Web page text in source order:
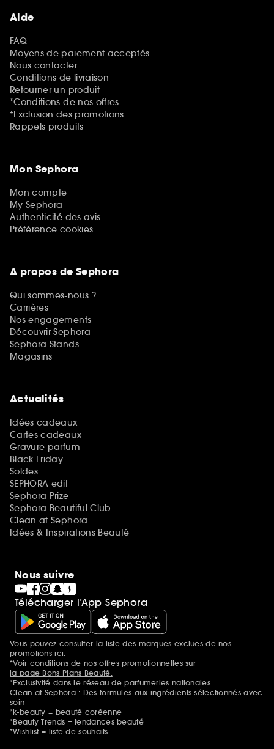
Aide
FAQ
Moyens de paiement acceptés
Nous contacter
Conditions de livraison
Retourner un produit
*Conditions de nos offres
*Exclusion des promotions
Rappels produits
Mon Sephora
Mon compte
My Sephora
Authenticité des avis
Préférence cookies
A propos de Sephora
Qui sommes-nous ?
Carrières
Nos engagements
Découvrir Sephora
Sephora Stands
Magasins
Actualités
Idées cadeaux
Cartes cadeaux
Gravure parfum
Black Friday
Soldes
SEPHORA edit
Sephora Prize
Sephora Beautiful Club
Clean at Sephora
Idées & Inspirations Beauté
Nous suivre
Télécharger l’App Sephora
Mentions additionnelles
Vous pouvez consulter la liste des marques exclues de nos
promotionsici.
*Voir conditions de nos offres promotionnelles sur
la page Bons Plans Beauté.
*Exclusivité dans le réseau de parfumeries nationales.
Clean at Sephora : Des formules aux ingrédients sélectionnés avec
soin
*k-beauty = beauté coréenne
*Beauty Trends = tendances beauté
*Wishlist = liste de souhaits